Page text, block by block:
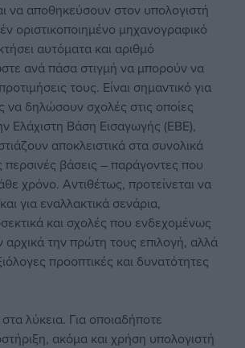
να αποθηκεύσουν στον υπολογιστή
οριστικοποιημένο μηχανογραφικό
αυτόματα και αριθμό
ανά πάσα στιγμή να μπορούν να
τους. Είναι σημαντικό για
δηλώσουν σχολές στις οποίες
Ελάχιστη Βάση Εισαγωγής (ΕΒΕ),
αποκλειστικά στα συνολικά
περσινές βάσεις – παράγοντες που
χρόνο. Αντιθέτως, προτείνεται να
για εναλλακτικά σενάρια,
και σχολές που ενδεχομένως
την πρώτη τους επιλογή, αλλά
προοπτικές και δυνατότητες
λύκεια. Για οποιαδήποτε
ακόμα και χρήση υπολογιστή